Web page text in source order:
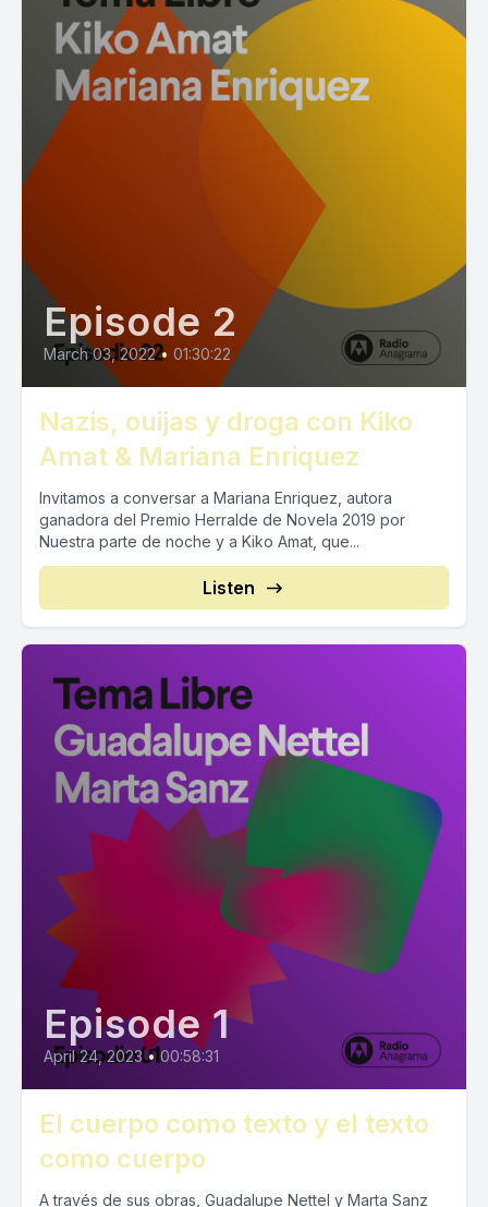
Episode 2
March 03, 2022 • 01:30:22
Nazis, ouijas y droga con Kiko
Amat & Mariana Enriquez
Invitamos a conversar a Mariana Enriquez, autora
ganadora del Premio Herralde de Novela 2019 por
Nuestra parte de noche y a Kiko Amat, que...
Listen
Episode 1
April 24, 2023 • 00:58:31
El cuerpo como texto y el texto
como cuerpo
A través de sus obras, Guadalupe Nettel y Marta Sanz